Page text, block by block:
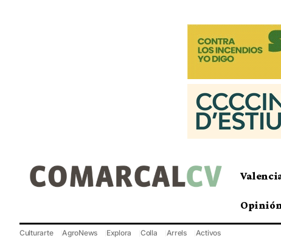
Opinión
Culturarte AgroNews Explora Colla Arrels Activos